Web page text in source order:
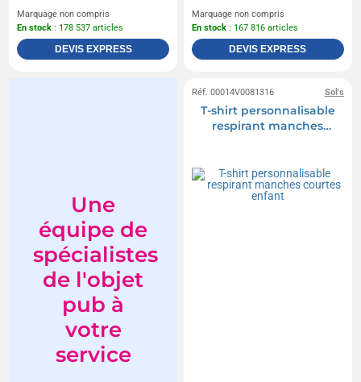
Marquage non compris
En stock : 178 537 articles
DEVIS EXPRESS
Marquage non compris
En stock : 167 816 articles
DEVIS EXPRESS
Une
équipe de
spécialistes
de l'objet
pub à
votre
service
Sol's
Réf. 00014V0081316
T-shirt personnalisable
respirant manches